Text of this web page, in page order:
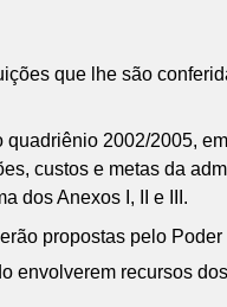
que lhe são
2002/2005,
custos e metas da
dos Anexos I, II e III.
propostas pelo
recursos